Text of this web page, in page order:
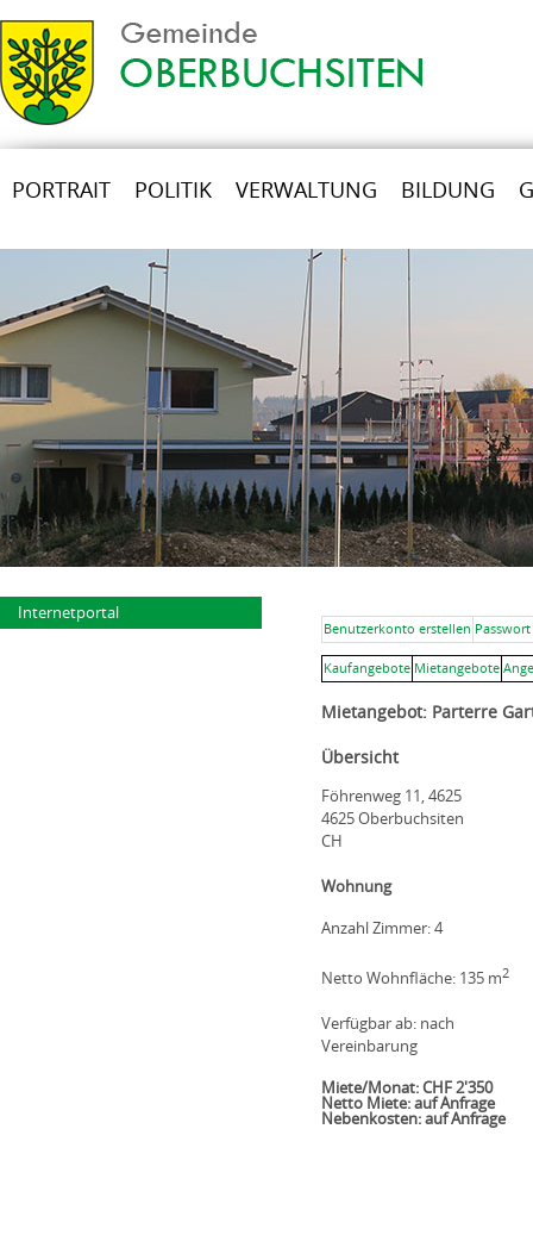
PORTRAIT POLITIK VERWALTUNG BILDUNG
Internetportal
Benutzerkonto erstellen
Kaufangebote Mietangebote
Mietangebot: Parterre
Übersicht
Föhrenweg 11, 4625
4625 Oberbuchsiten
CH
Wohnung
Anzahl Zimmer: 4
Netto Wohnfläche: 135 m2
Verfügbar ab: nach
Vereinbarung
Miete/Monat: CHF 2'350
Netto Miete: auf Anfrage
Nebenkosten: auf Anfrage